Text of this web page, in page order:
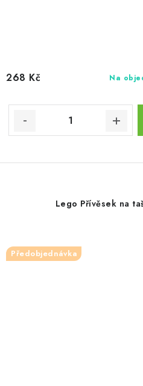
Na
268 Kč
Lego Přívěsek na
Předobjednávka